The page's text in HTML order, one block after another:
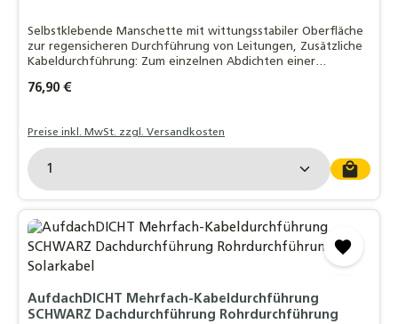
Selbstklebende Manschette mit wittungsstabiler Oberfläche
zur regensicheren Durchführung von Leitungen, Zusätzliche
Kabeldurchführung: Zum einzelnen Abdichten einer
Witterungsstabil - bleifrei - dauerh
Regulärer Preis:
76,90 €
Preise inkl. MwSt. zzgl. Versandkosten
Produkt Anzahl: Gib den gewünschten Wert
AufdachDICHT Mehrfach-Kabeldurchführung
SCHWARZ Dachdurchführung Rohrdurchführung